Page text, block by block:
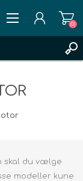
(0)
skal du vælge
modeller kune